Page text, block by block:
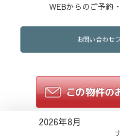
WEBからのご予約
お問い合わせ
2026年8月